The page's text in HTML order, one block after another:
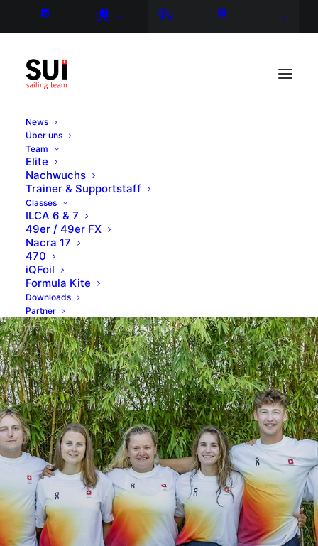
DE FR
News
Über uns
Team
Elite
Nachwuchs
Trainer & Supportstaff
Classes
ILCA 6 & 7
49er / 49er FX
Nacra 17
470
iQFoil
Formula Kite
Downloads
Partner